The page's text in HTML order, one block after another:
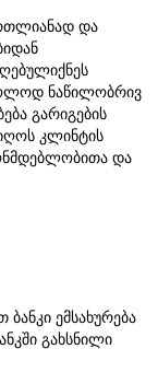
და
ნაწილობრივ
გარიგების
კლინტის
და
ემსახურება
გახსნილი